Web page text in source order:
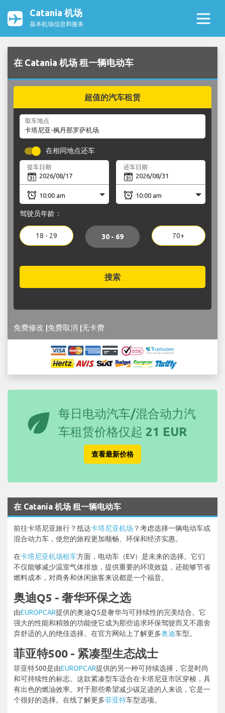
Catania 机场
基本机场信息和服务
在 Catania 机场 租一辆电动车
超值的汽车租赁
取车地点
在相同地点还车
提车日期 还车日期
驾驶员年龄：
18 - 29 30 - 69 70+
搜索
免费修改 |免费取消 |无卡费
eco
每日电动汽车/混合动力汽
车租赁价格仅起 21 EUR
查看最新价格
在 Catania 机场 租一辆电动车
前往卡塔尼亚旅行？抵达卡塔尼亚机场 ？考虑选择一辆电动车或
混合动力车，使您的旅程更加顺畅、环保和经济实惠。
在卡塔尼亚机场租车方面，电动车（EV）是未来的选择。它们
不仅能够减少温室气体排放，提供重要的环境效益，还能够节省
燃料成本，对商务和休闲旅客来说都是一个福音。
奥迪Q5 - 奢华环保之选
由EUROPCAR提供的奥迪Q5是奢华与可持续性的完美结合。它
强大的性能和精致的功能使它成为那些追求环保驾驶而又不愿舍
弃舒适的人的绝佳选择。在官方网站上了解更多奥迪车型。
菲亚特500 - 紧凑型生态战士
菲亚特500是由EUROPCAR提供的另一种可持续选择，它是时尚
和可持续性的标志。这款紧凑型车适合在卡塔尼亚市区穿梭，具
有出色的燃油效率。对于那些希望减少碳足迹的人来说，它是一
个很好的选择。在线了解更多菲亚特车型选项。